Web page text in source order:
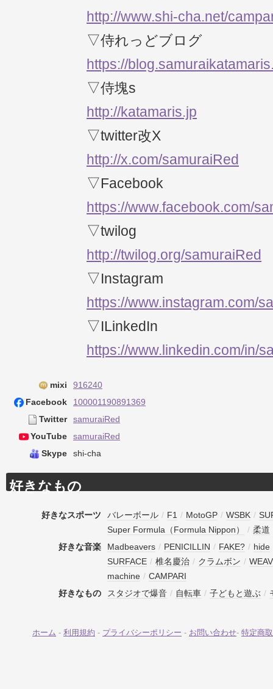
http://www.shi-cha.net/
▽侍れっどブログ
https://
▽侍塊s
http://katamaris.jp
▽twitter改X
http://x.com/samuraiRed
▽Facebook
https://www.facebook.com/
▽twilog
http://twilog.org/samuraiRed
▽Instagram
https://www.instagram.com/
▽ILinkedIn
https://www.linkedin.com/in/
mixi
916240
Facebook
100001190891369
Twitter
samuraiRed
YouTube
samuraiRed
Skype
shi-cha
好きなもの
好きなスポーツ バレーボール / F1 / MotoGP / WSBK /
Super Formula（Formula Nippon）
/ 柔道
好きな音楽
Madbeavers / PENICILLIN / FAKE? / hide
SURFACE / 椎名慶治 / クラムボン /
machine / CAMPARI
好きなもの
スタジオで爆音 / 自転車 / 子どもと遊ぶ /
ホーム - 利用規約 - プライバシーポリシー - お問い合わせ- 特定商